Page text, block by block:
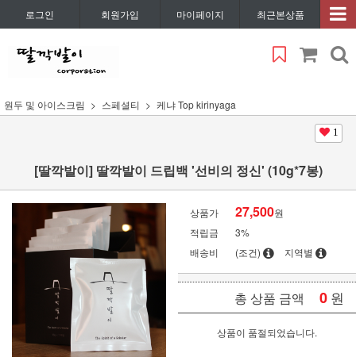
로그인 회원가입 마이페이지 최근본상품
원두 및 아이스크림 스페셜티 케냐 Top kirinyaga
1
[딸깍발이] 딸깍발이 드립백 '선비의 정신' (10g*7봉)
상품가 27,500원
적립금
3%
배송비
(조건) 지역별
총 상품 금액 0 원
상품이 품절되었습니다.